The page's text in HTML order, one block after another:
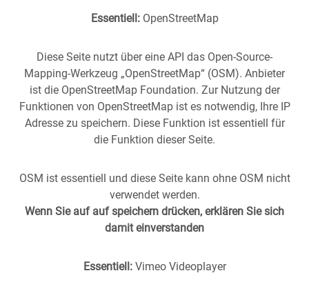
Stuttgart aus derVergangenheitin dieGegenwart
Essentiell:OpenStreetMap
Diese Seite nutzt über eine API das Open-Source-
Mapping-Werkzeug „OpenStreetMap“ (OSM). Anbieter
ist die OpenStreetMap Foundation. Zur Nutzung der
Funktionen von OpenStreetMap ist es notwendig, Ihre IP
Adresse zu speichern. Diese Funktion ist essentiell für
die Funktion dieser Seite.
OSM ist essentiell und diese Seite kann ohne OSM nicht
verwendet werden.
Wenn Sie auf auf speichern drücken, erklären Sie sich
damit einverstanden
Essentiell:Vimeo Videoplayer